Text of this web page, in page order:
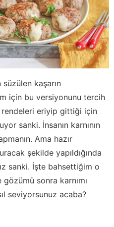
kaşarın
için bu versiyonunu tercih
eriyip gittiği için
sanki. İnsanın karnının
Ama hazır
şekilde yapıldığında
sanki. İşte bahsettiğim o
sonra karnımı
seviyorsunuz acaba?